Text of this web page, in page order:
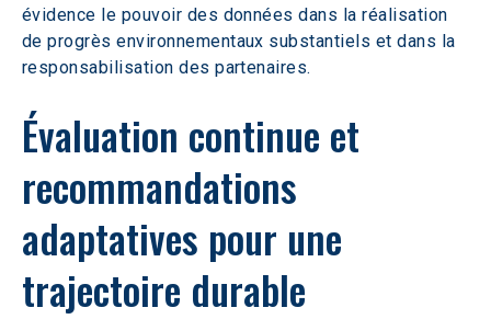
évidence le pouvoir des données dans la réalisation
de progrès environnementaux substantiels et dans la
responsabilisation des partenaires.
Évaluation continue et
recommandations
adaptatives pour une
trajectoire durable